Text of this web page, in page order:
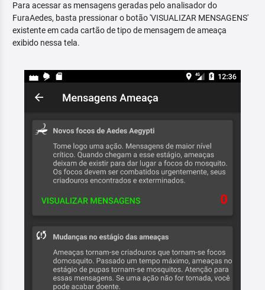
Para acessar as mensagens geradas pelo analisador do
FuraAedes, basta pressionar o botão 'VISUALIZAR MENSAGENS'
existente em cada cartão de tipo de mensagem de ameaça
exibido nessa tela.